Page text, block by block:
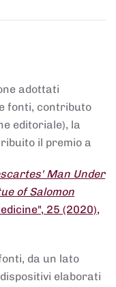
adottati
fonti, contributo
editoriale), la
il premio a
Man Under
of Salomon
25 (2020),
da un lato
elaborati